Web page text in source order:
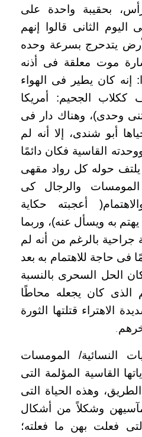
بحقيبة واحدة على
الثانى قالوا إنهم
يتدحرج بسرعة وحده
موت معلقة فى أذنه
إنه كان يطير فى الهواء
ككلاب الجحيم: أمريكا
وحدى)، وهناك دار فى
أبو شندى، إلا أنه لم
القاسية فكان دائمًا
حوله كل رواد مقهى
والرجال كى
أعجبته حكاية
به ويسأل عنه)، وربما
بالرغم من أنه لم
فى حاجة للاهتمام به بعد
الحل السحرى بالنسبة
الذى كان يجعله محاطًا
الاهتراء قتلتها الثورة
.
النسائية/ المومسات
القاسية المؤلمة التى
وهذه الحياة التى
مآسيهن وشكلاً من أشكال
فعلت بهن ما فعلته؛